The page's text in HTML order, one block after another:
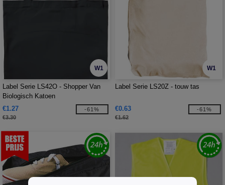
W1
Label Serie LS42O - Shopper Van
Biologisch Katoen
€1.27
€3.30
-61%
W1
Label Serie LS20Z - touw tas
€0.63
€1.62
-61%